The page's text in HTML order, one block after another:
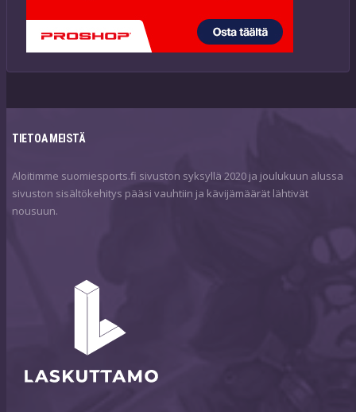
TIETOA MEISTÄ
Aloitimme suomiesports.fi sivuston syksyllä 2020 ja joulukuun alussa
sivuston sisältökehitys pääsi vauhtiin ja kävijämäärät lähtivät
nousuun.